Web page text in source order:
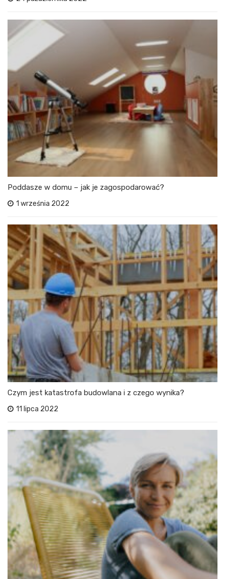
Poddasze w domu – jak je zagospodarować?
1 września 2022
Czym jest katastrofa budowlana i z czego wynika?
11 lipca 2022